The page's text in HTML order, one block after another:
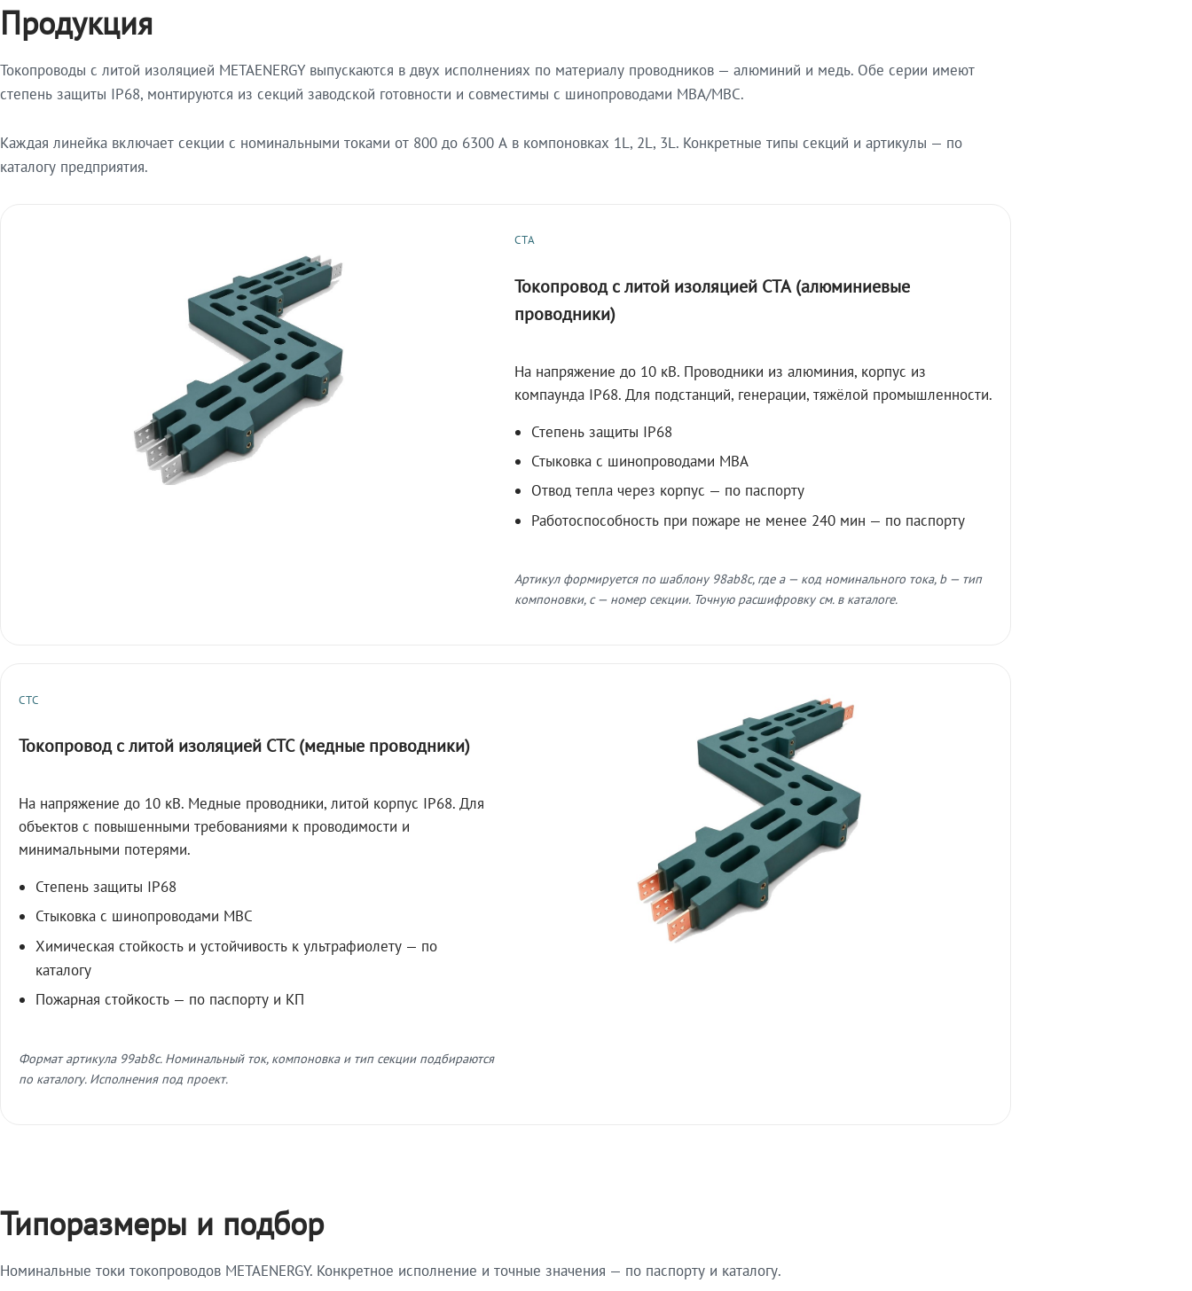
Продукция
Токопроводы с литой изоляцией METAENERGY выпускаются в двух исполнениях по материалу проводников — алюминий и медь. Обе серии имеют
степень защиты IP68, монтируются из секций заводской готовности и совместимы с шинопроводами МВА/МВС.
Каждая линейка включает секции с номинальными токами от 800 до 6300 А в компоновках 1L, 2L, 3L. Конкретные типы секций и артикулы — по
каталогу предприятия.
СТА
Токопровод с литой изоляцией СТА (алюминиевые
проводники)
На напряжение до 10 кВ. Проводники из алюминия, корпус из
компаунда IP68. Для подстанций, генерации, тяжёлой промышленности.
Степень защиты IP68
Стыковка с шинопроводами МВА
Отвод тепла через корпус — по паспорту
Работоспособность при пожаре не менее 240 мин — по паспорту
Артикул формируется по шаблону 98ab8c, где a — код номинального тока, b — тип
компоновки, c — номер секции. Точную расшифровку см. в каталоге.
СТС
Токопровод с литой изоляцией СТС (медные проводники)
На напряжение до 10 кВ. Медные проводники, литой корпус IP68. Для
объектов с повышенными требованиями к проводимости и
минимальными потерями.
Степень защиты IP68
Стыковка с шинопроводами МВС
Химическая стойкость и устойчивость к ультрафиолету — по
каталогу
Пожарная стойкость — по паспорту и КП
Формат артикула 99ab8c. Номинальный ток, компоновка и тип секции подбираются
по каталогу. Исполнения под проект.
Типоразмеры и подбор
Номинальные токи токопроводов METAENERGY. Конкретное исполнение и точные значения — по паспорту и каталогу.